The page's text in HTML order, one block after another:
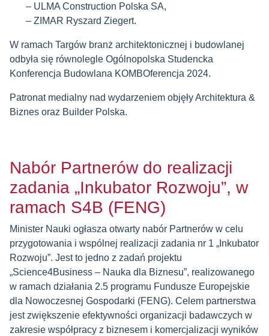
ULMA Construction Polska SA,
ZIMAR Ryszard Ziegert.
W ramach Targów branż architektonicznej i budowlanej
odbyła się równolegle Ogólnopolska Studencka
Konferencja Budowlana KOMBOferencja 2024.
Patronat medialny nad wydarzeniem objęły Architektura &
Biznes oraz Builder Polska.
Nabór Partnerów do realizacji
zadania „Inkubator Rozwoju”, w
ramach S4B (FENG)
Minister Nauki ogłasza otwarty nabór Partnerów w celu
przygotowania i wspólnej realizacji zadania nr 1 „Inkubator
Rozwoju”. Jest to jedno z zadań projektu
„Science4Business – Nauka dla Biznesu”, realizowanego
w ramach działania 2.5 programu Fundusze Europejskie
dla Nowoczesnej Gospodarki (FENG). Celem partnerstwa
jest zwiększenie efektywności organizacji badawczych w
zakresie współpracy z biznesem i komercjalizacji wyników